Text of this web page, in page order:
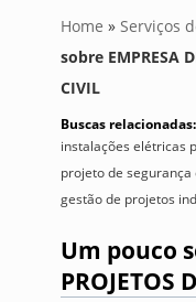
Home » Serviços
sobre EMPRESA
CIVIL
Buscas relacionadas:
instalações elétricas
projeto de
gestão de projetos
Um pouco
PROJETOS